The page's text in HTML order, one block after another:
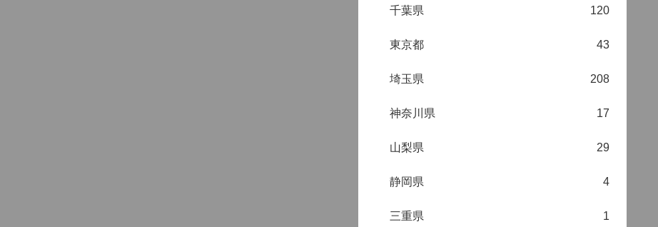
千葉県 120
東京都 43
埼玉県 208
神奈川県 17
山梨県 29
静岡県 4
三重県 1